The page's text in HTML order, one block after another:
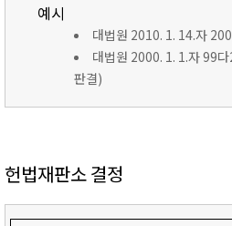
예시
대법원 2010. 1. 14.자
대법원 2000. 1. 1.자 99
판결)
헌법재판소 결정